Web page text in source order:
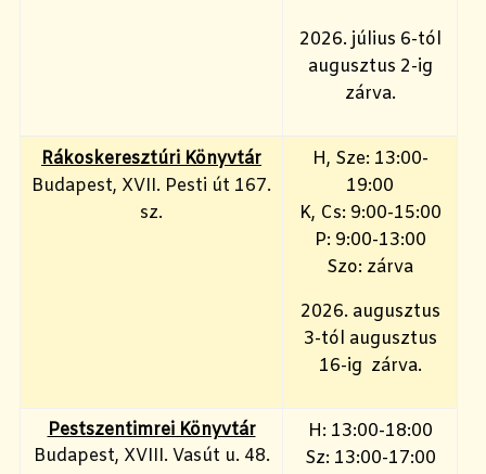
2026. július 6-tól
augusztus 2-ig
zárva.
Rákoskeresztúri Könyvtár
Budapest, XVII. Pesti út 167.
sz.
H, Sze: 13:00-
19:00
K, Cs: 9:00-15:00
P: 9:00-13:00
Szo: zárva
2026. augusztus
3-tól augusztus
16-ig zárva.
Pestszentimrei Könyvtár
Budapest, XVIII. Vasút u. 48.
H: 13:00-18:00
Sz: 13:00-17:00